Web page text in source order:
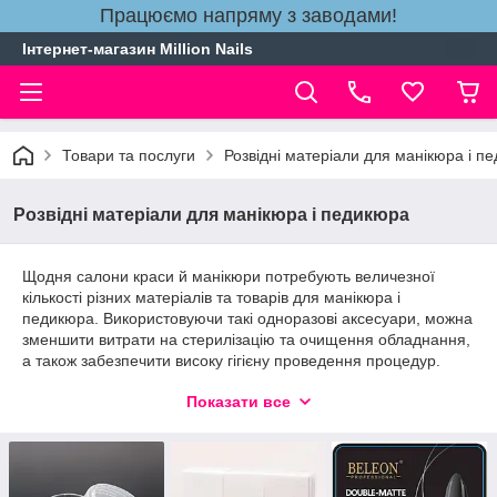
Працюємо напряму з заводами!
Інтернет-магазин Million Nails
Товари та послуги Розвідні матеріали для манікюра і
Розвідні матеріали для манікюра і педикюра
Щодня салони краси й манікюри потребують величезної
кількості різних матеріалів та товарів для манікюра і
педикюра. Використовуючи такі одноразові аксесуари, можна
зменшити витрати на стерилізацію та очищення обладнання,
а також забезпечити високу гігієну проведення процедур.
придбати понад 28 різних видів тари, типс та інших витратних
виробників. Всі Манікюра і педикюра в Україні розносять
товари протягом кількох робочих днів!
Показати все